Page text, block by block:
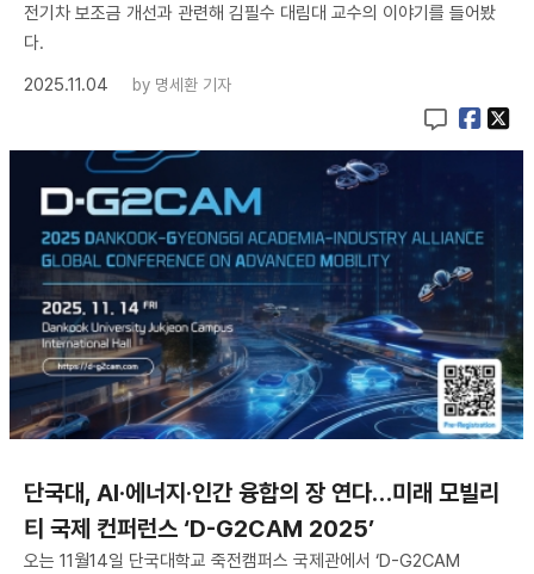
전기차 보조금 개선과 관련해 김필수 대림대 교수의 이야기를 들어봤
다.
2025.11.04
by 명세환 기자
단국대, AI·에너지·인간 융합의 장 연다…미래 모빌리
티 국제 컨퍼런스 ‘D-G2CAM 2025’
오는 11월14일 단국대학교 죽전캠퍼스 국제관에서 ‘D-G2CAM